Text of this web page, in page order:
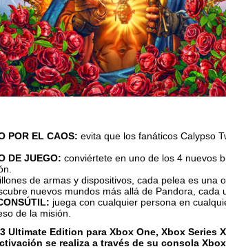
POR EL CAOS: evita que los fanáticos Calypso
DE JUEGO: conviértete en uno de los 4 nuevos
de armas y dispositivos, cada pelea es una
nuevos mundos más allá de Pandora, cada
juega con cualquier persona en
de la misión.
Edition para Xbox One, Xbox Series
se realiza a través de su consola